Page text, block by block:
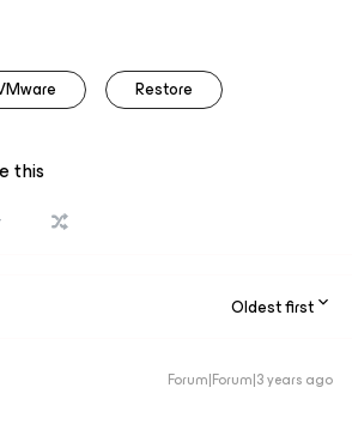
Restore
this
Oldest first
Forum|Forum|3 years ago